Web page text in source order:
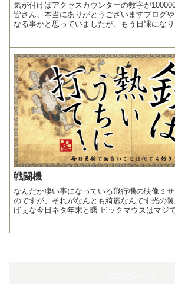
気が付けばアクセスカウンターの数字が
皆さん、本当にありがとうございますブログ
なる事かと思っていましたが、もう日課にな
戦闘機
なんだか凄い事になっている飛行機の映像ミ
のですが、それがなんとも綺麗なんです光の
げぇな今日ネタ年末と曙 ビックマウスはマジ